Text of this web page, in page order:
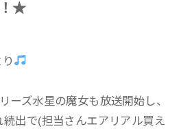
！★
ーズ水星の魔女も放送開始し、
出で(担当さんエアリアル買え